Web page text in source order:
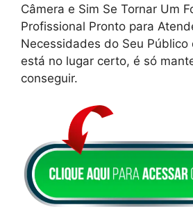
Câmera e Sim Se Tornar Um
Profissional Pronto para
Necessidades do Seu Público
está no lugar certo, é só
conseguir.